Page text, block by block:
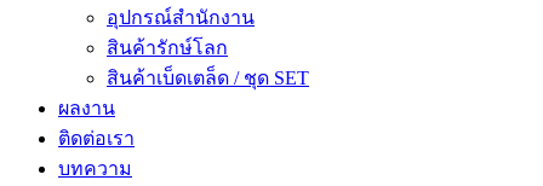
อุปกรณ์สำนักงาน
สินค้ารักษ์โลก
สินค้าเบ็ดเตล็ด / ชุด SET
ผลงาน
ติดต่อเรา
บทความ